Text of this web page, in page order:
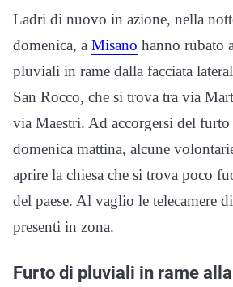
Ladri di nuovo in azione, nella
domenica, a Misano hanno rubato
pluviali in rame dalla facciata
San Rocco, che si trova tra via
via Maestri. Ad accorgersi del furto
domenica mattina, alcune
aprire la chiesa che si trova poco
del paese. Al vaglio le telecamere
presenti in zona.
Furto di pluviali in rame